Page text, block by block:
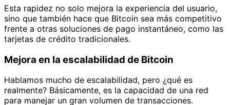
Esta rapidez no solo mejora la experiencia del usuario,
sino que también hace que Bitcoin sea más competitivo
frente a otras soluciones de pago instantáneo, como las
tarjetas de crédito tradicionales.
Mejora en la escalabilidad de Bitcoin
Hablamos mucho de escalabilidad, pero ¿qué es
realmente? Básicamente, es la capacidad de una red
para manejar un gran volumen de transacciones.